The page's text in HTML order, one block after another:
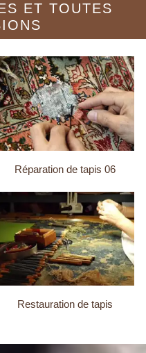
ET TOUTES
Réparation de tapis 06
Restauration de tapis